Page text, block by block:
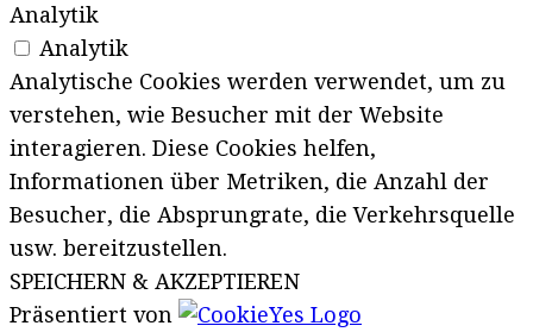
Analytik
Analytik
Analytische Cookies werden verwendet, um zu
verstehen, wie Besucher mit der Website
interagieren. Diese Cookies helfen,
Informationen über Metriken, die Anzahl der
Besucher, die Absprungrate, die Verkehrsquelle
usw. bereitzustellen.
SPEICHERN & AKZEPTIEREN
Präsentiert von